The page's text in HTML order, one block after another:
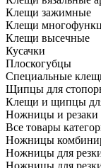
Клещи зажимные
Клещи
Клещи высечные
Кусачки
Плоскогубцы
Специальные
Щипцы для
Клещи и щипцы
Ножницы и резаки
Все товары
Ножницы
Ножницы для
Ножницы для